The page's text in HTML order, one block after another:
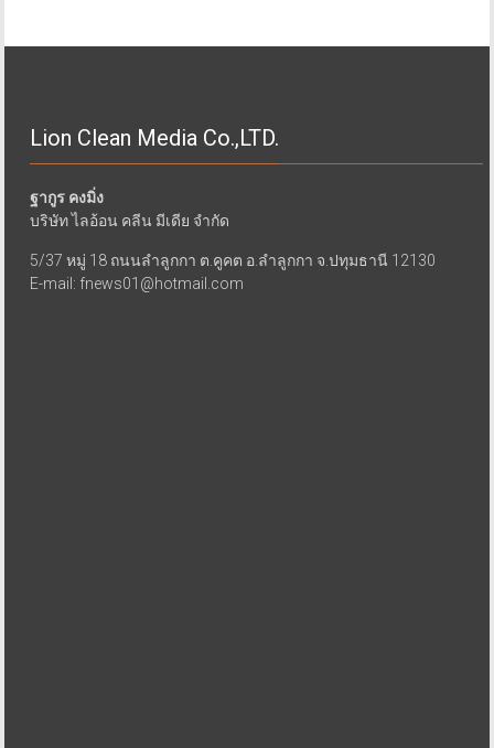
Lion Clean Media Co.,LTD.
ฐากูร คงมิ่ง
บริษัท ไลอ้อน คลีน มีเดีย จำกัด
5/37 หมู่ 18 ถนนลำลูกกา ต.คูคต อ.ลำลูกกา จ.ปทุมธานี 12130
E-mail: fnews01@hotmail.com